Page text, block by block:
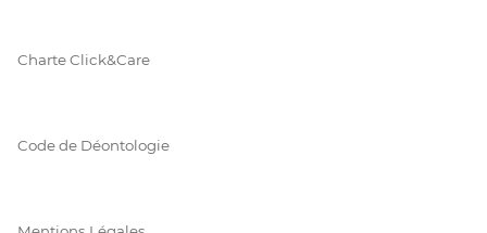
Charte Click&Care
Code de Déontologie